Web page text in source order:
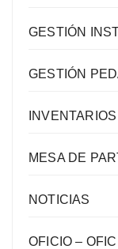
GESTIÓN
GESTIÓN
INVENTARIOS
MESA DE
NOTICIAS
OFICIO –